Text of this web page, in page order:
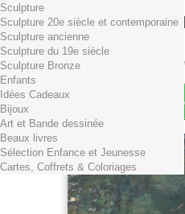
Il y a 1 produit
Total produits TTC
Frais de port TTC
0,01€ dès 29€
Total TTC
Continuer mes achats
Sculpture
Sculpture 20e siècle et contemporaine
Sculpture ancienne
Sculpture du 19e siècle
Sculpture Bronze
Enfants
Idées Cadeaux
Bijoux
Art et Bande dessinée
Beaux livres
Sélection Enfance et Jeunesse
Cartes, Coffrets & Coloriages